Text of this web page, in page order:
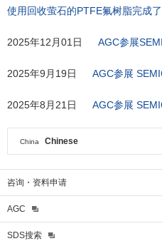
使用回收萤石的PTFE氟树脂完成
2025年12月01日 AGC参展
2025年9月19日 AGC参展
2025年8月21日 AGC参展
China Chinese
咨询・资料申请
AGC
SDS搜索